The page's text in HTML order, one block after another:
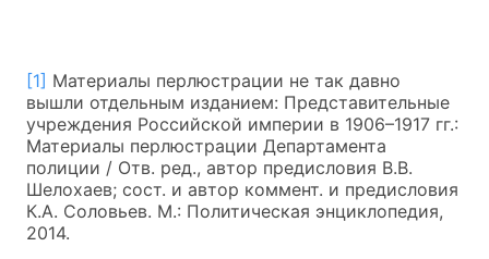
[1] Материалы перлюстрации не так давно
вышли отдельным изданием: Представительные
учреждения Российской империи в 1906–1917 гг.:
Материалы перлюстрации Департамента
полиции / Отв. ред., автор предисловия В.В.
Шелохаев; сост. и автор коммент. и предисловия
К.А. Соловьев. М.: Политическая энциклопедия,
2014.